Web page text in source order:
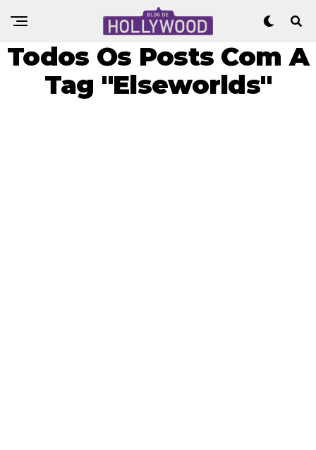
Todos Os Posts Com A
Tag "Elseworlds"